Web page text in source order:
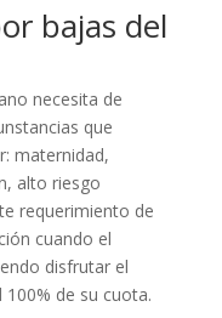
bajas del
necesita de
que
maternidad,
alto riesgo
requerimiento de
cuando el
disfrutar el
de su cuota.